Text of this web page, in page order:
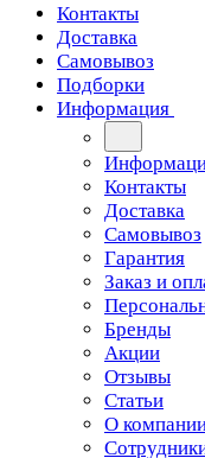
Контакты
Доставка
Самовывоз
Подборки
Информация
Контакты
Доставка
Самовывоз
Гарантия
Заказ и
Бренды
Акции
Отзывы
Статьи
О